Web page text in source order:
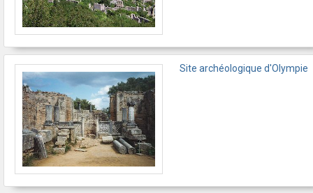
Site archéologique d'Olympie